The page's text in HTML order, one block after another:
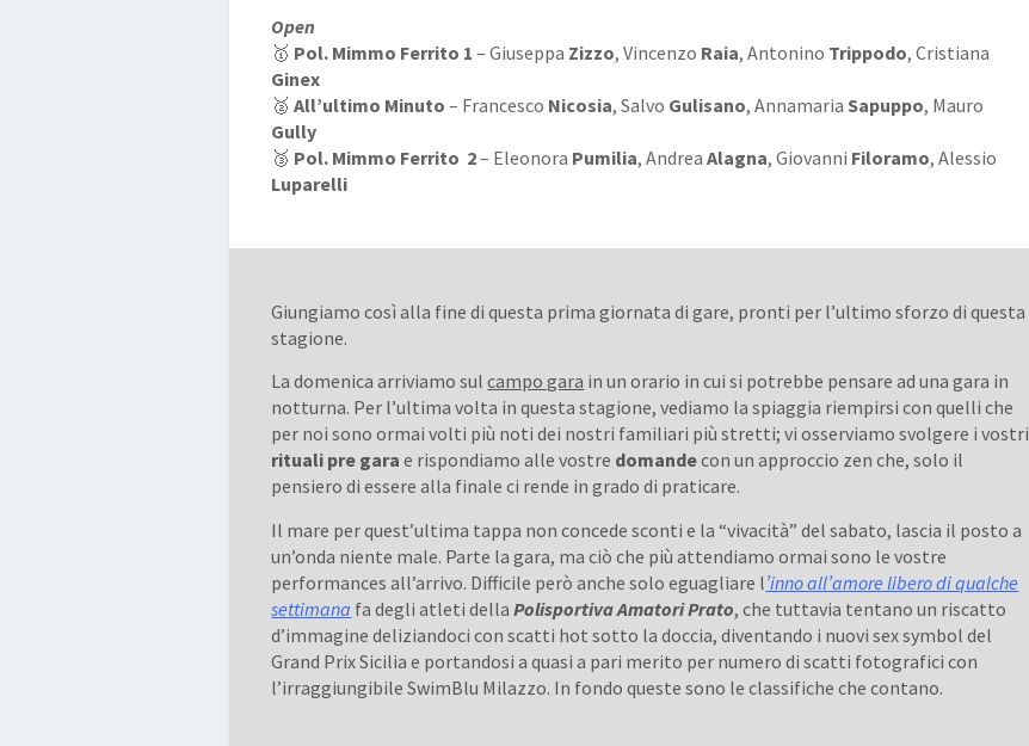
Open
🥇 Pol. Mimmo Ferrito 1 – Giuseppa Zizzo, Vincenzo Raia, Antonino Trippodo, Cristiana
Ginex
🥈All’ultimo Minuto– Francesco Nicosia, Salvo Gulisano, Annamaria Sapuppo, Mauro
Gully
🥉 Pol. Mimmo Ferrito 2– Eleonora Pumilia, AndreaAlagna, Giovanni Filoramo, Alessio
Luparelli
Giungiamo così alla fine di questa prima giornata di gare, pronti per l’ultimo sforzo di questa
stagione.
La domenica arriviamo sulcampo gara in un orario in cui si potrebbe pensare ad una gara in
notturna. Per l’ultima volta in questa stagione, vediamo la spiaggia riempirsi con quelli che
per noi sono ormai volti più noti dei nostri familiari più stretti; vi osserviamo svolgere i vostri
rituali pre gara e rispondiamo alle vostre domandecon un approccio zen che, solo il
pensiero di essere alla finale ci rende in grado di praticare.
Il mare per quest’ultima tappa non concede sconti e la “vivacità” del sabato, lascia il posto a
un’onda niente male. Parte la gara, ma ciò che più attendiamo ormai sono le vostre
performances all’arrivo. Difficile però anche solo eguagliare l’inno all’amore libero di qualche
settimana fa degli atleti dellaPolisportiva Amatori Prato, che tuttavia tentano un riscatto
d’immagine deliziandoci con scatti hot sotto la doccia, diventando i nuovi sex symbol del
Grand Prix Sicilia e portandosi a quasi a pari merito per numero di scatti fotografici con
l’irraggiungibile SwimBlu Milazzo. In fondo queste sono le classifiche che contano.